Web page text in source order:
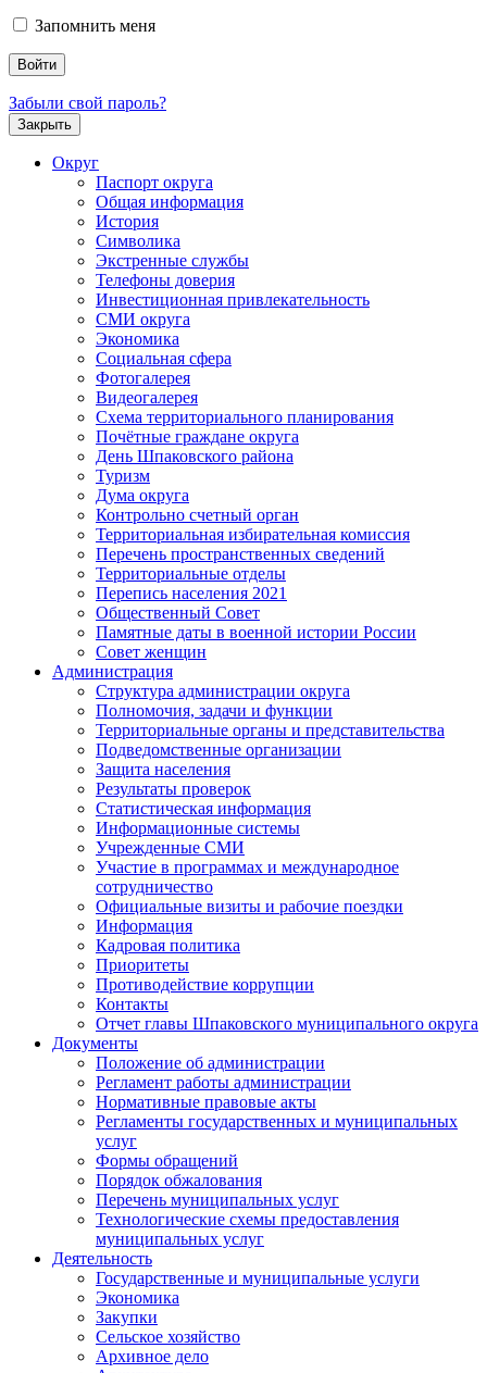
Запомнить меня
Забыли свой пароль?
Закрыть
Округ
Паспорт округа
Общая информация
История
Символика
Экстренные службы
Телефоны доверия
Инвестиционная привлекательность
СМИ округа
Экономика
Социальная сфера
Фотогалерея
Видеогалерея
Схема территориального планирования
Почётные граждане округа
День Шпаковского района
Туризм
Дума округа
Контрольно счетный орган
Территориальная избирательная комиссия
Перечень пространственных сведений
Территориальные отделы
Перепись населения 2021
Общественный Совет
Памятные даты в военной истории России
Совет женщин
Администрация
Структура администрации округа
Полномочия, задачи и функции
Территориальные органы и представительства
Подведомственные организации
Защита населения
Результаты проверок
Статистическая информация
Информационные системы
Учрежденные СМИ
Участие в программах и международное
сотрудничество
Официальные визиты и рабочие поездки
Информация
Кадровая политика
Приоритеты
Противодействие коррупции
Контакты
Отчет главы Шпаковского муниципального округа
Документы
Положение об администрации
Регламент работы администрации
Нормативные правовые акты
Регламенты государственных и муниципальных
услуг
Формы обращений
Порядок обжалования
Перечень муниципальных услуг
Технологические схемы предоставления
муниципальных услуг
Деятельность
Государственные и муниципальные услуги
Экономика
Закупки
Сельское хозяйство
Архивное дело